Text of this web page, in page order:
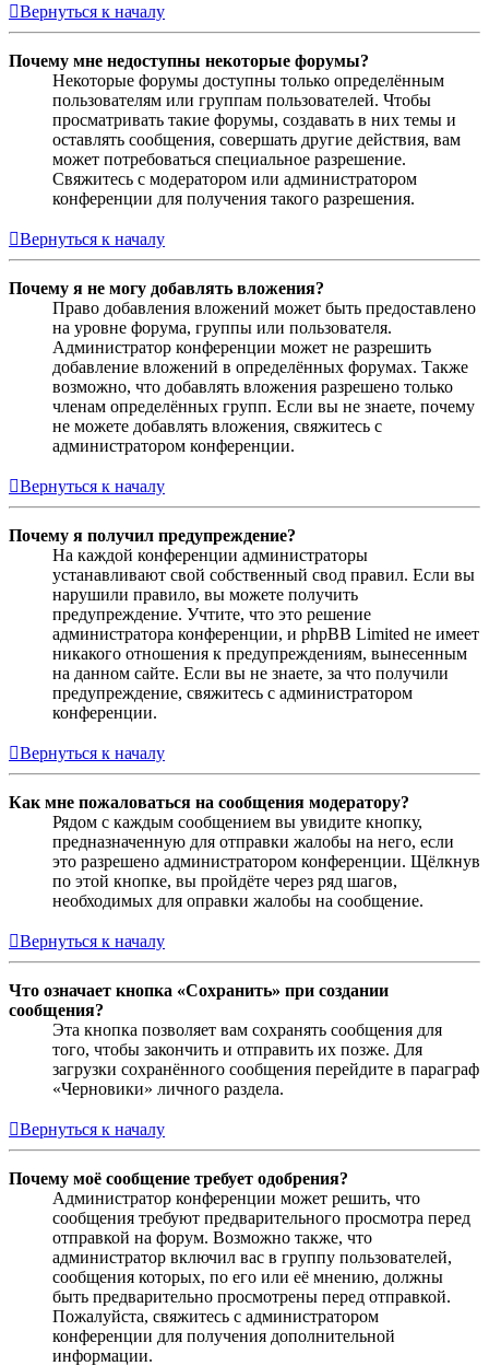
Вернуться к началу
Почему мне недоступны некоторые форумы?
Некоторые форумы доступны только определённым
пользователям или группам пользователей. Чтобы
просматривать такие форумы, создавать в них темы и
оставлять сообщения, совершать другие действия, вам
может потребоваться специальное разрешение.
Свяжитесь с модератором или администратором
конференции для получения такого разрешения.
Вернуться к началу
Почему я не могу добавлять вложения?
Право добавления вложений может быть предоставлено
на уровне форума, группы или пользователя.
Администратор конференции может не разрешить
добавление вложений в определённых форумах. Также
возможно, что добавлять вложения разрешено только
членам определённых групп. Если вы не знаете, почему
не можете добавлять вложения, свяжитесь с
администратором конференции.
Вернуться к началу
Почему я получил предупреждение?
На каждой конференции администраторы
устанавливают свой собственный свод правил. Если вы
нарушили правило, вы можете получить
предупреждение. Учтите, что это решение
администратора конференции, и phpBB Limited не имеет
никакого отношения к предупреждениям, вынесенным
на данном сайте. Если вы не знаете, за что получили
предупреждение, свяжитесь с администратором
конференции.
Вернуться к началу
Как мне пожаловаться на сообщения модератору?
Рядом с каждым сообщением вы увидите кнопку,
предназначенную для отправки жалобы на него, если
это разрешено администратором конференции. Щёлкнув
по этой кнопке, вы пройдёте через ряд шагов,
необходимых для оправки жалобы на сообщение.
Вернуться к началу
Что означает кнопка «Сохранить» при создании
сообщения?
Эта кнопка позволяет вам сохранять сообщения для
того, чтобы закончить и отправить их позже. Для
загрузки сохранённого сообщения перейдите в параграф
«Черновики» личного раздела.
Вернуться к началу
Почему моё сообщение требует одобрения?
Администратор конференции может решить, что
сообщения требуют предварительного просмотра перед
отправкой на форум. Возможно также, что
администратор включил вас в группу пользователей,
сообщения которых, по его или её мнению, должны
быть предварительно просмотрены перед отправкой.
Пожалуйста, свяжитесь с администратором
конференции для получения дополнительной
информации.